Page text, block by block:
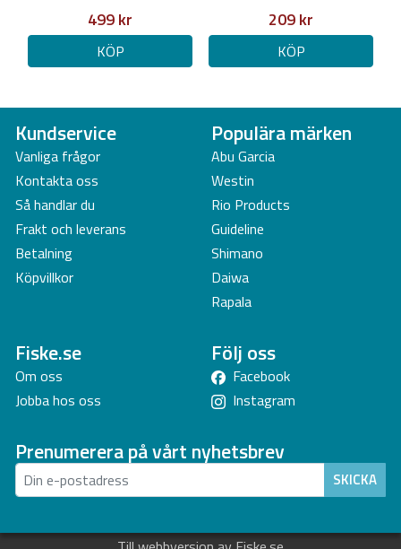
499 kr
KÖP
209 kr
KÖP
Kundservice
Vanliga frågor
Kontakta oss
Så handlar du
Frakt och leverans
Betalning
Köpvillkor
Populära märken
Abu Garcia
Westin
Rio Products
Guideline
Shimano
Daiwa
Rapala
Fiske.se
Om oss
Jobba hos oss
Följ oss
Facebook
Instagram
Prenumerera på vårt nyhetsbrev
SKICKA